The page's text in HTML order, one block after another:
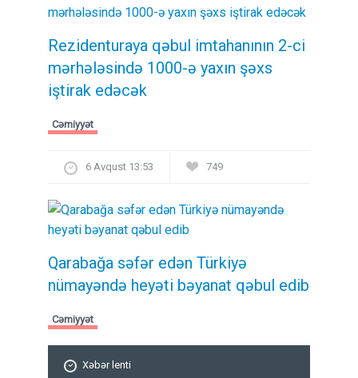
Rezidenturaya qəbul imtahanının 2-ci
mərhələsində 1000-ə yaxın şəxs
iştirak edəcək
Cəmiyyət
6 Avqust 13:53 749
Qarabağa səfər edən Türkiyə
nümayəndə heyəti bəyanat qəbul edib
Cəmiyyət
Xəbər lenti